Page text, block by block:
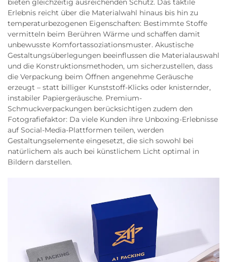
bieten gleichzeitig ausreichenden Schutz. Das taktile
Erlebnis reicht über die Materialwahl hinaus bis hin zu
temperaturbezogenen Eigenschaften: Bestimmte Stoffe
vermitteln beim Berühren Wärme und schaffen damit
unbewusste Komfortassoziationsmuster. Akustische
Gestaltungsüberlegungen beeinflussen die Materialauswahl
und die Konstruktionsmethoden, um sicherzustellen, dass
die Verpackung beim Öffnen angenehme Geräusche
erzeugt – statt billiger Kunststoff-Klicks oder knisternder,
instabiler Papiergeräusche. Premium-
Schmuckverpackungen berücksichtigen zudem den
Fotografiefaktor: Da viele Kunden ihre Unboxing-Erlebnisse
auf Social-Media-Plattformen teilen, werden
Gestaltungselemente eingesetzt, die sich sowohl bei
natürlichem als auch bei künstlichem Licht optimal in
Bildern darstellen.